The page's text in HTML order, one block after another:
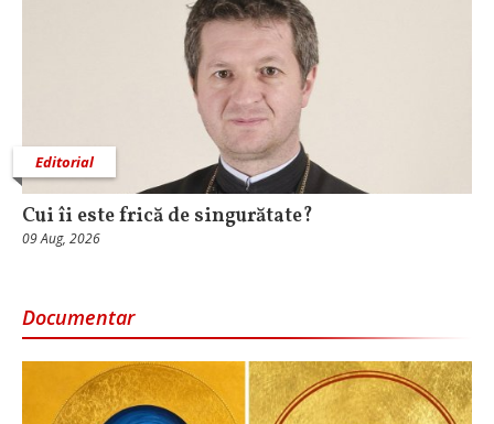
Editorial
Cui îi este frică de singurătate?
09 Aug, 2026
Documentar